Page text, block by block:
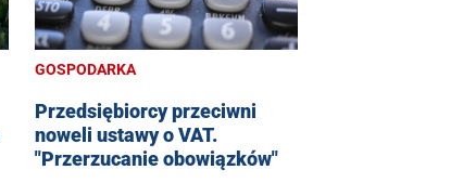
GOSPODARKA
Przedsiębiorcy przeciwni
noweli ustawy o VAT.
"Przerzucanie obowiązków"